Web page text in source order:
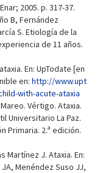
2005. p. 317-37.
B, Fernández
S. Etiología de la
de 11 años.
En: UpTodate [en
en: http://www.upt
with-acute-ataxia
Vértigo. Ataxia.
Universitario La Paz.
Primaria. 2.ª edición.
Martínez J. Ataxia. En:
Menéndez Suso JJ,